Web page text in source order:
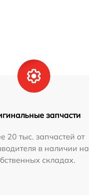
запчасти
20 тыс. запчастей от
в наличии на
складах.